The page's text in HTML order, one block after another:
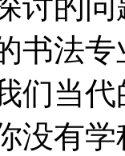
讨的
书法
们当
没有